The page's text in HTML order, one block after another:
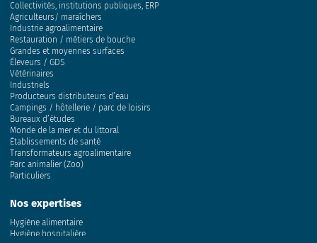
Collectivités, institutions publiques, ERP
Agriculteurs/ maraîchers
Industrie agroalimentaire
Restauration / métiers de bouche
Grandes et moyennes surfaces
Éleveurs / GDS
Vétérinaires
Industriels
Producteurs distributeurs d’eau
Campings / hôtellerie / parc de loisirs
Bureaux d’études
Monde de la mer et du littoral
Établissements de santé
Transformateurs agroalimentaire
Parc animalier (Zoo)
Particuliers
Nos expertises
Hygiène alimentaire
Hygiène hospitalière